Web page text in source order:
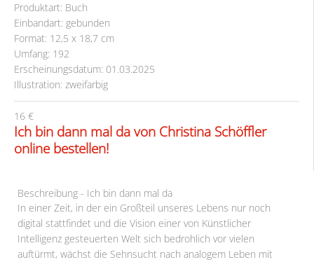
Produktart: Buch
Einbandart: gebunden
Format: 12,5 x 18,7 cm
Umfang: 192
Erscheinungsdatum: 01.03.2025
Illustration: zweifarbig
16 €
Ich bin dann mal da von Christina Schöffler
online bestellen!
Beschreibung - Ich bin dann mal da
In einer Zeit, in der ein Großteil unseres Lebens nur noch
digital stattfindet und die Vision einer von Künstlicher
Intelligenz gesteuerten Welt sich bedrohlich vor vielen
auftürmt, wächst die Sehnsucht nach analogem Leben mit